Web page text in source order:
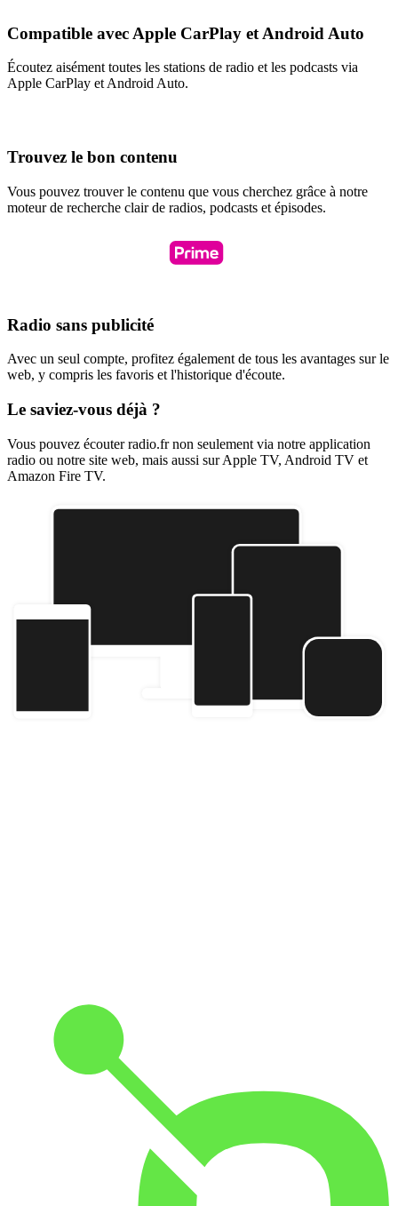
Compatible avec Apple CarPlay et Android Auto
Écoutez aisément toutes les stations de radio et les podcasts via
Apple CarPlay et Android Auto.
Trouvez le bon contenu
Vous pouvez trouver le contenu que vous cherchez grâce à notre
moteur de recherche clair de radios, podcasts et épisodes.
Radio sans publicité
Avec un seul compte, profitez également de tous les avantages sur le
web, y compris les favoris et l'historique d'écoute.
Le saviez-vous déjà ?
Vous pouvez écouter radio.fr non seulement via notre application
radio ou notre site web, mais aussi sur Apple TV, Android TV et
Amazon Fire TV.